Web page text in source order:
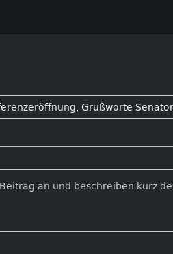
an und beschreiben kurz